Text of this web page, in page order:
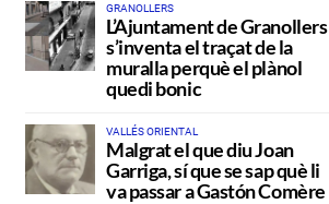
GRANOLLERS
L’Ajuntament de Granollers
s’inventa el traçat de la
muralla perquè el plànol
quedi bonic
VALLÉS ORIENTAL
Malgrat el que diu Joan
Garriga, sí que se sap què li
va passar a Gastón Comère